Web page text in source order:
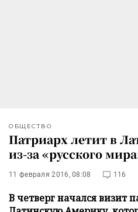
ОБЩЕСТВО
Патриарх летит в
из-за «русского
11 февраля 2016, 08:08 116
В четверг начался визит